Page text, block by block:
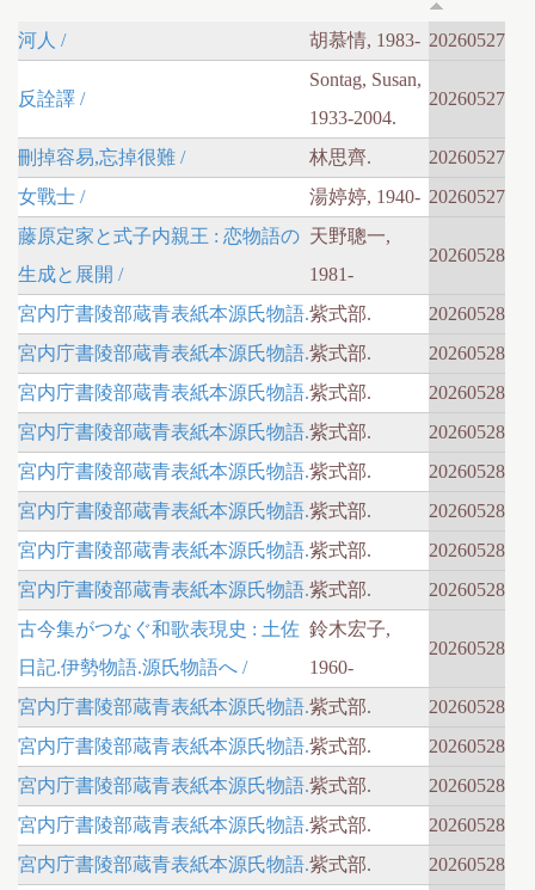
河人 / 胡慕情, 1983- 20260527
反詮譯 /
Sontag, Susan,
1933-2004.
20260527
刪掉容易,忘掉很難 / 林思齊.
20260527
女戰士 /
湯婷婷, 1940- 20260527
藤原定家と式子内親王 : 恋物語の
生成と展開 /
天野聰一,
1981-
20260528
宮内庁書陵部蔵青表紙本源氏物語.紫式部.
20260528
宮内庁書陵部蔵青表紙本源氏物語.紫式部.
20260528
宮内庁書陵部蔵青表紙本源氏物語.紫式部.
20260528
宮内庁書陵部蔵青表紙本源氏物語.紫式部.
20260528
宮内庁書陵部蔵青表紙本源氏物語.紫式部.
20260528
宮内庁書陵部蔵青表紙本源氏物語.紫式部.
20260528
宮内庁書陵部蔵青表紙本源氏物語.紫式部.
20260528
宮内庁書陵部蔵青表紙本源氏物語.紫式部.
20260528
古今集がつなぐ和歌表現史 : 土佐
日記.伊勢物語.源氏物語へ /
鈴木宏子,
1960-
20260528
宮内庁書陵部蔵青表紙本源氏物語.紫式部.
20260528
宮内庁書陵部蔵青表紙本源氏物語.紫式部.
20260528
宮内庁書陵部蔵青表紙本源氏物語.紫式部.
20260528
宮内庁書陵部蔵青表紙本源氏物語.紫式部.
20260528
宮内庁書陵部蔵青表紙本源氏物語.紫式部.
20260528